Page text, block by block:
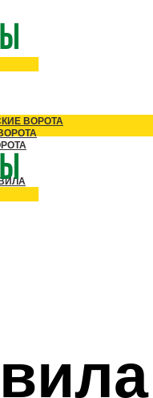
ВОРОТА